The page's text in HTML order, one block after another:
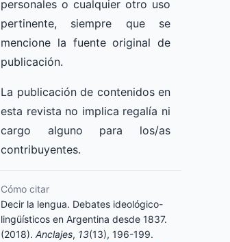
personales o cualquier otro uso
pertinente, siempre que se
mencione la fuente original de
publicación.
La publicación de contenidos en
esta revista no implica regalía ni
cargo alguno para los/as
contribuyentes.
Cómo citar
Decir la lengua. Debates ideológico-
lingüísticos en Argentina desde 1837.
(2018). Anclajes, 13(13), 196-199.